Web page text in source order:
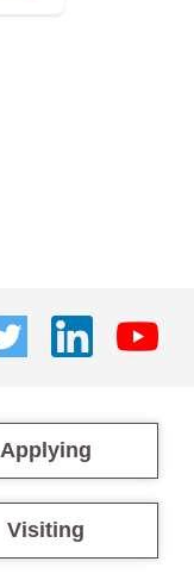
Applying
Visiting